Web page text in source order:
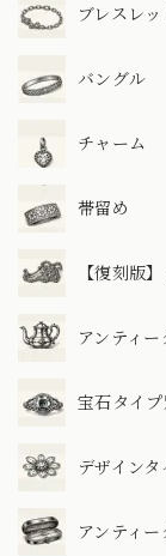
ブレスレッ
バングル
チャーム
帯留め
【復刻版
アンティ
宝石タイ
デザインタ
アンティ